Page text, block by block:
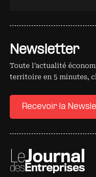
Newsletter
Toute l’actualité
territoire en 5 minutes,
Recevoir la